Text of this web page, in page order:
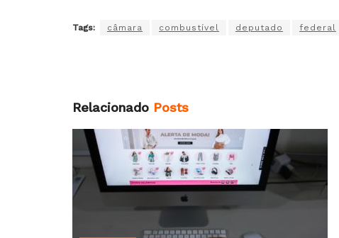
Tags: câmara combustível deputado federal
Relacionado Posts